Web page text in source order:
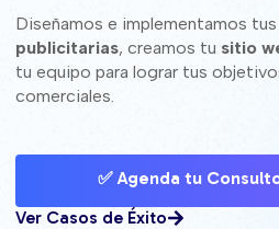
Diseñamos e implementamos tus
publicitarias, creamos tu sitio
tu equipo para lograr tus
comerciales.
✅ Agenda tu
Ver Casos de Éxito